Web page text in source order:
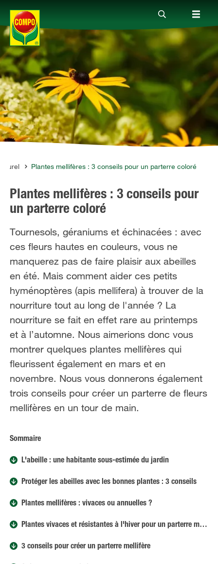
Produits
Conseil
Thèmes
Service
Qui sommes-nous?
Plantes mellifères : 3 conseils pour un parterre coloré
Plantes mellifères : 3 conseils pour
un parterre coloré
Tournesols, géraniums et échinacées : avec
ces fleurs hautes en couleurs, vous ne
manquerez pas de faire plaisir aux abeilles
en été. Mais comment aider ces petits
hyménoptères (apis mellifera) à trouver de la
nourriture tout au long de l'année ? La
nourriture se fait en effet rare au printemps
et à l’automne. Nous aimerions donc vous
montrer quelques plantes mellifères qui
fleurissent également en mars et en
novembre. Nous vous donnerons également
trois conseils pour créer un parterre de fleurs
mellifères en un tour de main.
Sommaire
L'abeille : une habitante sous-estimée du jardin
Protéger les abeilles avec les bonnes plantes : 3 conseils
Plantes mellifères : vivaces ou annuelles ?
Plantes vivaces et résistantes à l'hiver pour un parterre mellifère durable
3 conseils pour créer un parterre mellifère